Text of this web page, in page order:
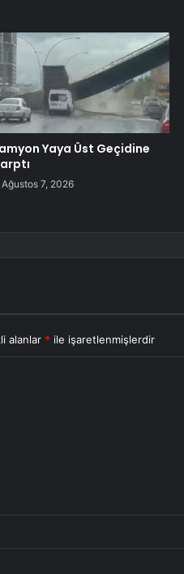
Yaya Üst Geçidine
Ağustos 7, 2026
alanlar * ile işaretlenmişlerdir